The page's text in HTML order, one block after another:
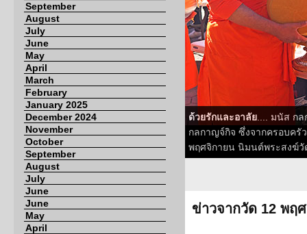
September
August
July
June
May
April
March
February
January 2025
December 2024
November
October
September
August
July
June
June
May
April
ด้วยรักและอาลัย .... มนัส ก
กลกาญจ์กิจ ซึ่งจากครอบครั
พฤศจิกายน นิมนต์พระสงฆ์
ข่าวจากวัด 12 พฤ